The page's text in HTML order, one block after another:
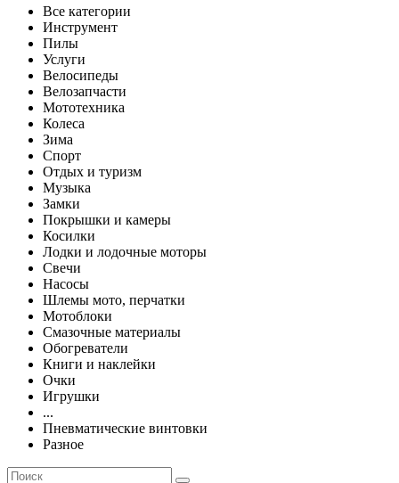
Все категории
Инструмент
Пилы
Услуги
Велосипеды
Велозапчасти
Мототехника
Колеса
Зима
Спорт
Отдых и туризм
Музыка
Замки
Покрышки и камеры
Косилки
Лодки и лодочные моторы
Свечи
Насосы
Шлемы мото, перчатки
Мотоблоки
Смазочные материалы
Обогреватели
Книги и наклейки
Очки
Игрушки
...
Пневматические винтовки
Разное